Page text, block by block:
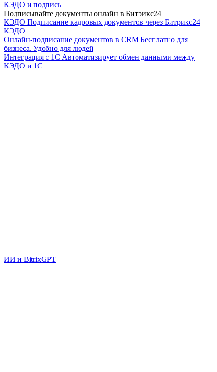
КЭДО и подпись
Подписывайте документы онлайн в Битрикс24
КЭДО Подписание кадровых документов через Битрикс24
КЭДО
Онлайн-подписание документов в CRM Бесплатно для
бизнеса. Удобно для людей
Интеграция с 1С Автоматизирует обмен данными между
КЭДО и 1С
ИИ и BitrixGPT